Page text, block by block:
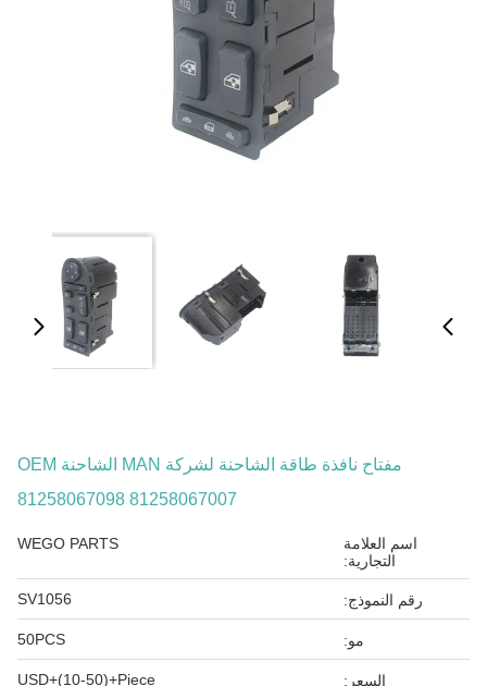
مفتاح نافذة طاقة الشاحنة لشركة MAN الشاحنة OEM
81258067098 81258067007
اسم العلامة
التجارية:
WEGO PARTS
رقم النموذج: SV1056
مو: 50PCS
السعر: USD+(10-50)+Piece